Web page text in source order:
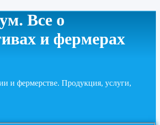
Все о
и фермерах
и фермерстве. Продукция, услуги,